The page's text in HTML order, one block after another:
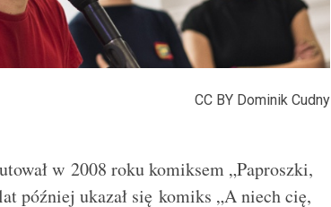
CC BY Dominik Cudny
w 2008 roku komiksem „Paproszki,
później ukazał się komiks „A niech cię,